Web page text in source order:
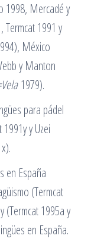
1998, Mercadé y
Termcat 1991 y
México
y Manton
1979).
para pádel
y Uzei
en España
(Termcat
(Termcat 1995a y
en España.